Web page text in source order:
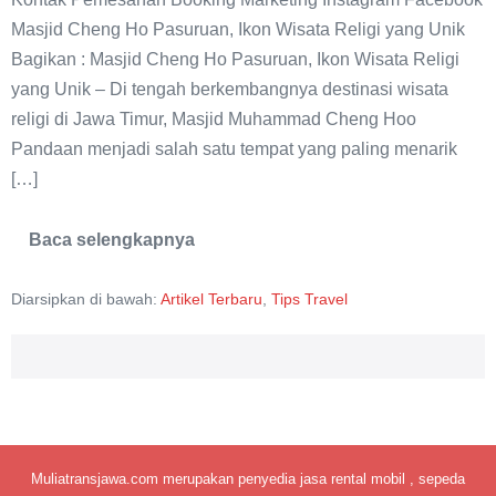
Ikon
Wisata
Religi
yang
Unik
Masjid Cheng Ho Pasuruan, Ikon Wisata Religi yang Unik
Bagikan : Masjid Cheng Ho Pasuruan, Ikon Wisata Religi
yang Unik – Di tengah berkembangnya destinasi wisata
religi di Jawa Timur, Masjid Muhammad Cheng Hoo
Pandaan menjadi salah satu tempat yang paling menarik
[…]
Baca selengkapnya
Masjid
Pasuruan,
Diarsipkan di bawah: Artikel Terbaru, Tips Travel
Muliatransjawa.com merupakan penyedia jasa rental mobil , sepeda